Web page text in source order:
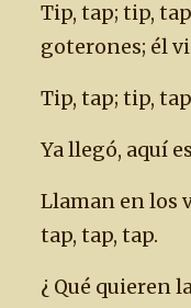
Tip, tap; tip,
goterones; él
Tip, tap; tip,
Ya llegó, aquí
Llaman en los
tap, tap, tap.
¿ Qué quieren